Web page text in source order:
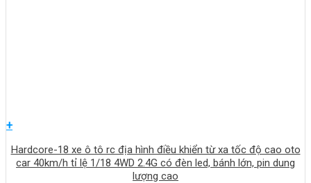
+
Hardcore-18 xe ô tô rc địa hình điều khiển từ xa tốc độ cao oto
car 40km/h tỉ lệ 1/18 4WD 2.4G có đèn led, bánh lớn, pin dung
lượng cao